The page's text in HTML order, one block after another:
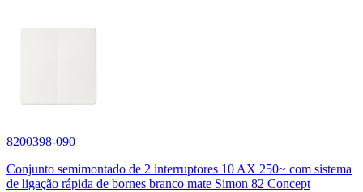
8200398-090
Conjunto semimontado de 2 interruptores 10 AX 250~ com sistema
de ligação rápida de bornes branco mate Simon 82 Concept